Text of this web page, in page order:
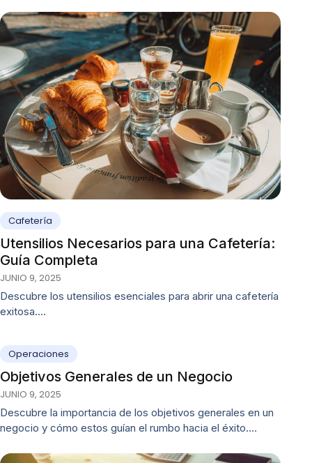
Cafetería
Utensilios Necesarios para una Cafetería:
Guía Completa
JUNIO 9, 2025
Descubre los utensilios esenciales para abrir una cafetería
exitosa.…
Operaciones
Objetivos Generales de un Negocio
JUNIO 9, 2025
Descubre la importancia de los objetivos generales en un
negocio y cómo estos guían el rumbo hacia el éxito.…